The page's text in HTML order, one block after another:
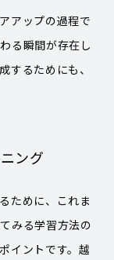
アップの過程で
る瞬間が存在し
するためにも、
ング
ために、これま
みる学習方法の
イントです。越